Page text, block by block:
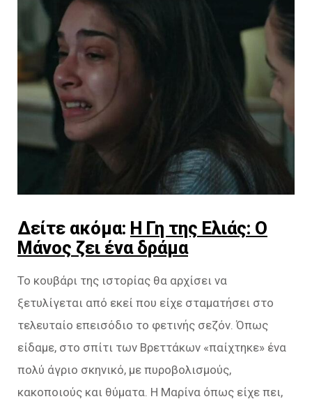
Δείτε ακόμα: Η Γη της Ελιάς: Ο
Μάνος ζει ένα δράμα
Το κουβάρι της ιστορίας θα αρχίσει να
ξετυλίγεται από εκεί που είχε σταματήσει στο
τελευταίο επεισόδιο το φετινής σεζόν. Όπως
είδαμε, στο σπίτι των Βρεττάκων «παίχτηκε» ένα
πολύ άγριο σκηνικό, με πυροβολισμούς,
κακοποιούς και θύματα. Η Μαρίνα όπως είχε πει,